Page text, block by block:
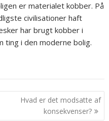
er materialet kobber. På
civilisationer haft
har brugt kobber i
ting i den moderne bolig.
Hvad er det modsatte af
konsekvenser?